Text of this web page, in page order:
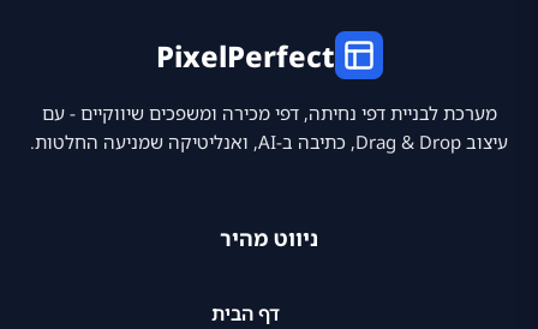
PixelPerfect
מערכת לבניית דפי נחיתה, דפי מכירה ומשפכים שיווקיים - עם
עיצוב Drag & Drop, כתיבה ב-AI, ואנליטיקה שמניעה החלטות.
ניווט מהיר
דף הבית